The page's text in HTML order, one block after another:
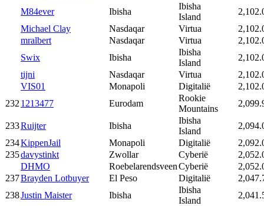
M84ever
Ibisha
Ibisha
Island
Michael Clay
Nasdaqar Virtua
mralbert
Nasdaqar Virtua
Swix
Ibisha
Ibisha
Island
tijni
Nasdaqar Virtua
VIS01
Monapoli Digitalië
232 1213477 Eurodam
Rookie
Mountains
233Ruijter Ibisha
Ibisha
Island
234KippenJail Monapoli Digitalië
235davystinkt Zwollar Cyberië
DHMO
RoebelarendsveenCyberië
237Brayden Lotbuyer El Peso Digitalië
238Justin Maister Ibisha
Ibisha
Island